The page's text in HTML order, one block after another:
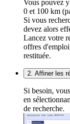
Vous pouvez
0 et 100 km
Si vous
devez alors
Lancez votre
offres d'emploi
restituée.
2. Affiner les
Si besoin,
en
de recherche.